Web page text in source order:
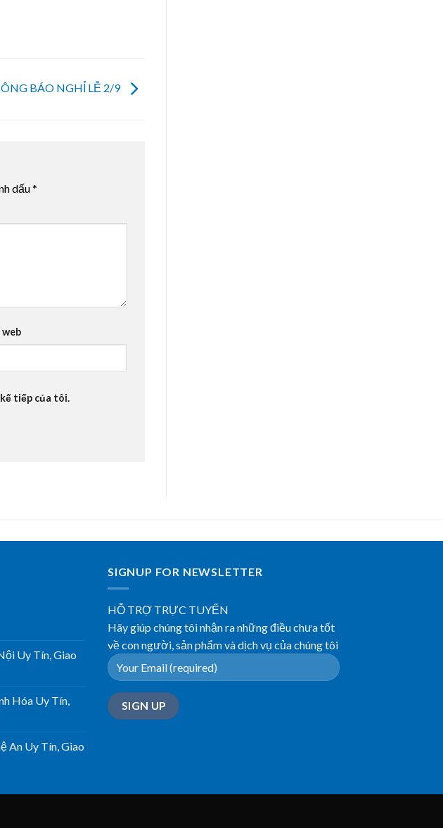
BÁO NGHỈ LỄ 2/9
dấu*
tiếp của tôi.
Uy Tín, Giao
Hóa Uy Tín,
An Uy Tín, Giao
SIGNUP FOR NEWSLETTER
HỖ TRỢ TRỰC TUYẾN
Hãy giúp chúng tôi nhận ra những điều chưa tốt
về con người, sản phẩm và dịch vụ của chúng tôi